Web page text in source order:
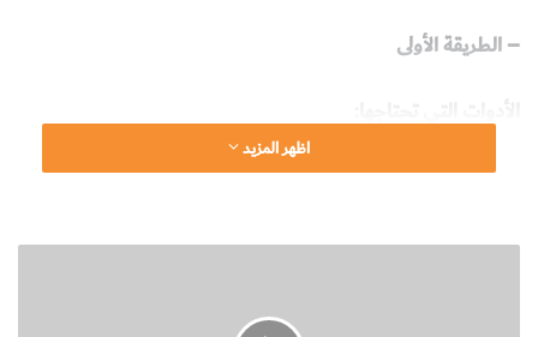
– الطريقة الأولى
– مصاصة شراب بلاستيكية شفافة
– صلصال اللعب
اظهر المزيد